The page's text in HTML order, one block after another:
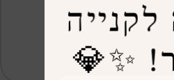
תכשיט משמעותי, יש לפניכם
✨💎